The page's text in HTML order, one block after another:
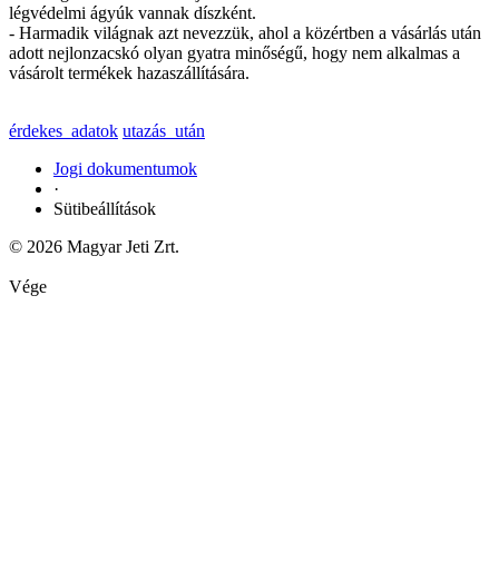
légvédelmi ágyúk vannak díszként.
- Harmadik világnak azt nevezzük, ahol a közértben a vásárlás után
adott nejlonzacskó olyan gyatra minőségű, hogy nem alkalmas a
vásárolt termékek hazaszállítására.
érdekes_adatok utazás_után
Jogi dokumentumok
·
Sütibeállítások
© 2026 Magyar Jeti Zrt.
Vége